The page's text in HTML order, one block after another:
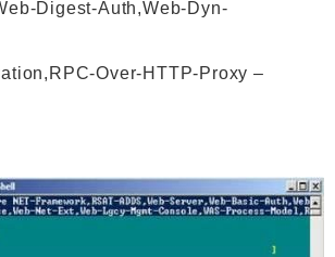
Digest-Auth,Web-Dyn-
Over-HTTP-Proxy –